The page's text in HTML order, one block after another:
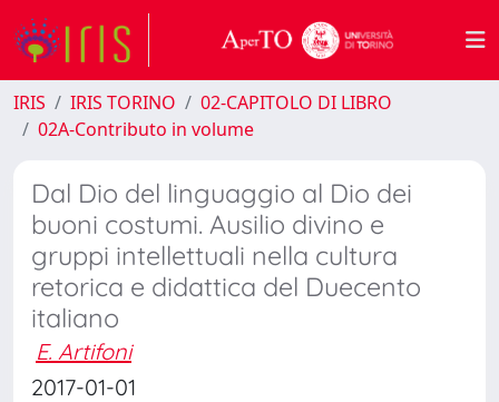
IRIS IRIS TORINO
02-CAPITOLO DI LIBRO
02A-Contributo in volume
Dal Dio del linguaggio al Dio dei
buoni costumi. Ausilio divino e
gruppi intellettuali nella cultura
retorica e didattica del Duecento
italiano
E. Artifoni
2017-01-01